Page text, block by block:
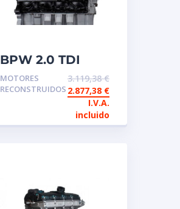
BPW 2.0 TDI
140CV 8V Motor
de intercambio
reconstruido
MOTORES
RECONSTRUIDOS
3.119,38€
2.877,38 €
I.V.A.
incluido